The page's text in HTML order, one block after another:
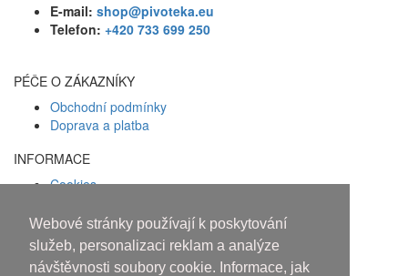
Webové stránky používají k poskytování
služeb, personalizaci reklam a analýze
návštěvnosti soubory cookie. Informace, jak
E-mail: shop@pivoteka.eu
Telefon: +420 733 699 250
PÉČE O ZÁKAZNÍKY
Obchodní podmínky
Doprava a platba
INFORMACE
Cookies
Facebook